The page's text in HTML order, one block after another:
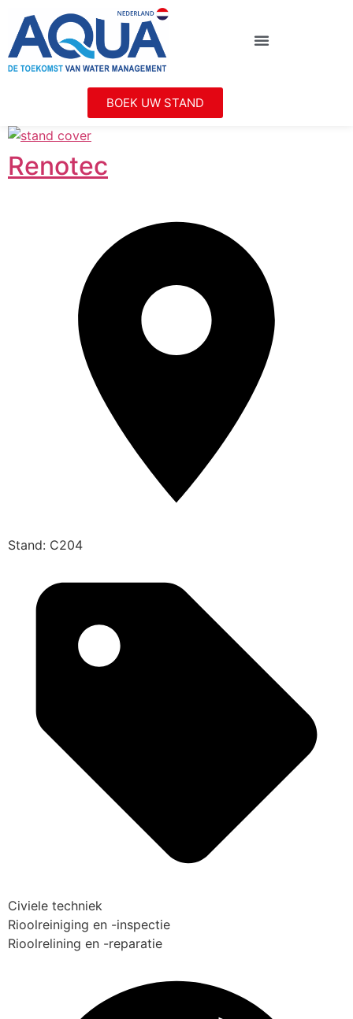
BOEK UW STAND
Renotec
Stand: C204
Civiele techniek
Rioolreiniging en -inspectie
Rioolrelining en -reparatie